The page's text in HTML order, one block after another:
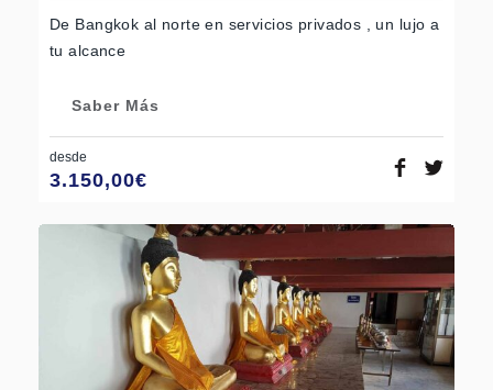
De Bangkok al norte en servicios privados , un lujo a
tu alcance
Saber Más
desde
3.150,00€